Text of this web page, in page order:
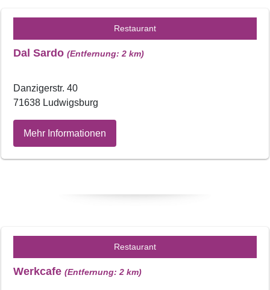
Restaurant
Dal Sardo (Entfernung: 2 km)
Danzigerstr. 40
71638 Ludwigsburg
Mehr Informationen
Restaurant
Werkcafe (Entfernung: 2 km)